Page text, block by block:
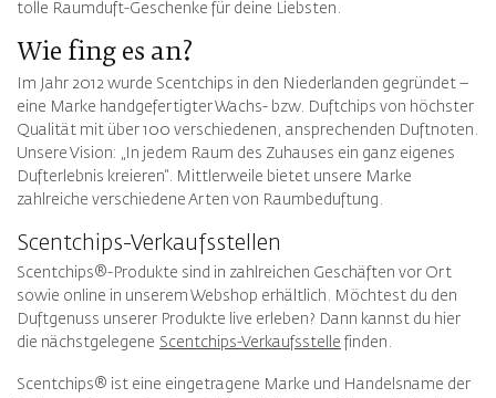
tolle Raumduft-Geschenke für deine Liebsten.
Wie fing es an?
Im Jahr 2012 wurde Scentchips in den Niederlanden gegründet –
eine Marke handgefertigter Wachs- bzw. Duftchips von höchster
Qualität mit über 100 verschiedenen, ansprechenden Duftnoten.
Unsere Vision: „In jedem Raum des Zuhauses ein ganz eigenes
Dufterlebnis kreieren“. Mittlerweile bietet unsere Marke
zahlreiche verschiedene Arten von Raumbeduftung.
Scentchips-Verkaufsstellen
Scentchips®-Produkte sind in zahlreichen Geschäften vor Ort
sowie online in unserem Webshop erhältlich. Möchtest du den
Duftgenuss unserer Produkte live erleben? Dann kannst du hier
die nächstgelegene Scentchips-Verkaufsstelle finden.
Scentchips® ist eine eingetragene Marke und Handelsname der